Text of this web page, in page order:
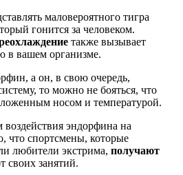
маловероятного тигра
гонится за человеком.
также вызывает
в вашем организме.
а он, в свою очередь,
то можно не бояться, что
носом и температурой.
эндорфина на
что спортсмены, которые
любители экстрима, получают
своих занятий.